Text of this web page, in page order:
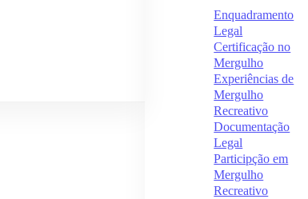
Enquadramento
Legal
Certificação no
Mergulho
Experiências de
Mergulho
Recreativo
Documentação
Legal
Participção em
Mergulho
Recreativo